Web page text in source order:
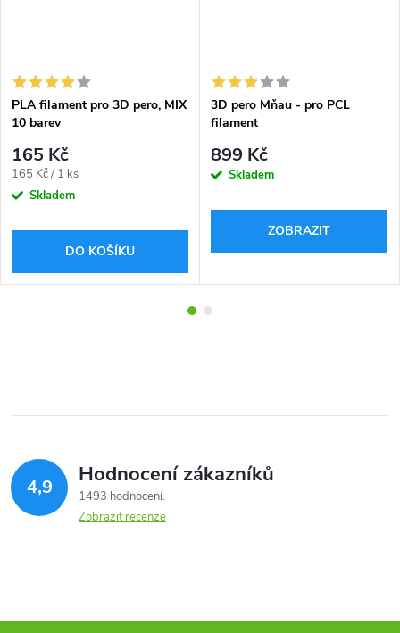
PLA filament pro 3D pero, MIX
10 barev
165 Kč
Měrná
cena:
165 Kč / 1 ks
Skladem
DO KOŠÍKU
3D pero Mňau - pro PCL
filament
899 Kč
Skladem
ZOBRAZIT
4,9 Hodnocení zákazníků
1493 hodnocení
Zobrazit recenze